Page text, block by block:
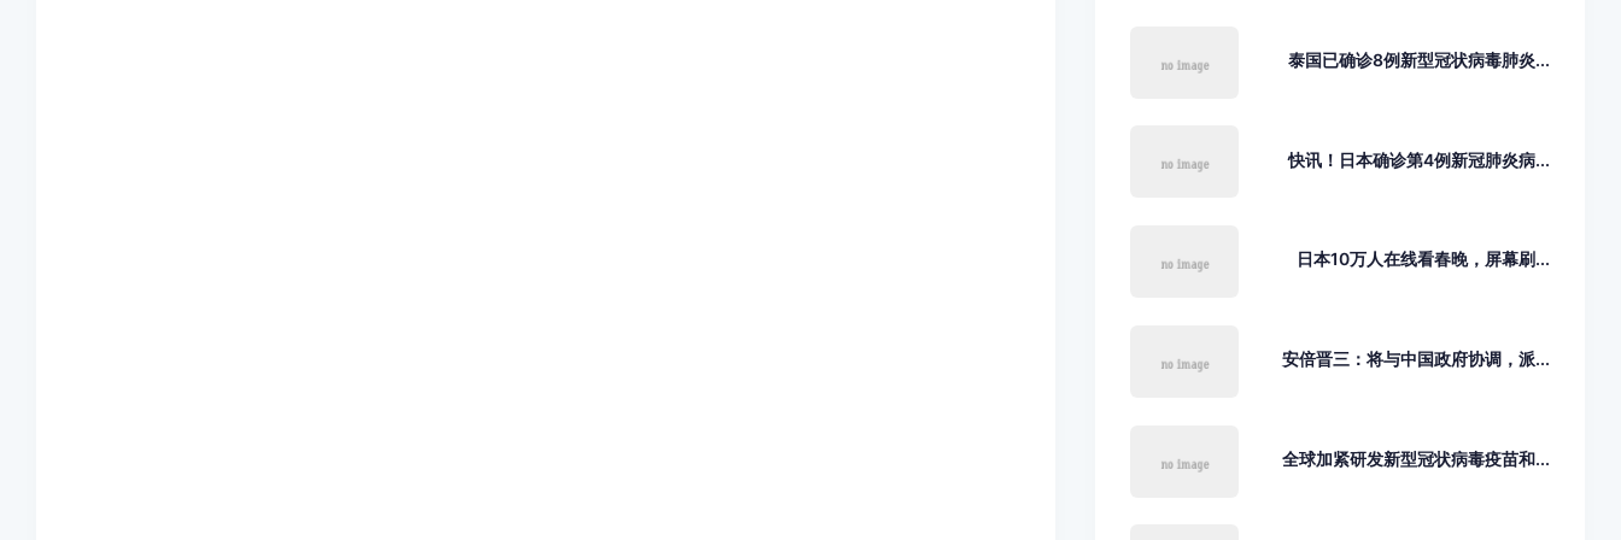
泰国已确诊8例新型冠状病毒肺炎...
快讯！日本确诊第4例新冠肺炎病...
日本10万人在线看春晚，屏幕刷...
安倍晋三：将与中国政府协调，派...
全球加紧研发新型冠状病毒疫苗和...